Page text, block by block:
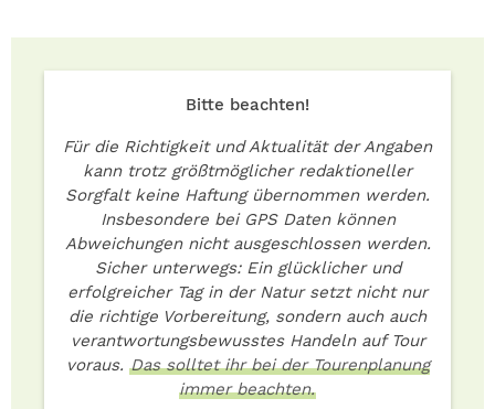
Bitte beachten!
Für die Richtigkeit und Aktualität der Angaben
kann trotz größtmöglicher redaktioneller
Sorgfalt keine Haftung übernommen werden.
Insbesondere bei GPS Daten können
Abweichungen nicht ausgeschlossen werden.
Sicher unterwegs: Ein glücklicher und
erfolgreicher Tag in der Natur setzt nicht nur
die richtige Vorbereitung, sondern auch auch
verantwortungsbewusstes Handeln auf Tour
voraus. Das solltet ihr bei der Tourenplanung
immer beachten.